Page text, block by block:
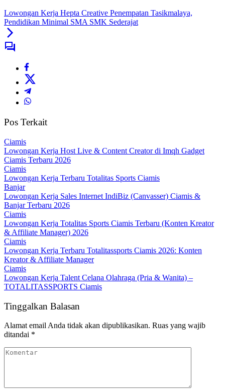
Lowongan Kerja Hepta Creative Penempatan Tasikmalaya,
Pendidikan Minimal SMA SMK Sederajat
Pos Terkait
Ciamis
Lowongan Kerja Host Live & Content Creator di Imqh Gadget
Ciamis Terbaru 2026
Ciamis
Lowongan Kerja Terbaru Totalitas Sports Ciamis
Banjar
Lowongan Kerja Sales Internet IndiBiz (Canvasser) Ciamis &
Banjar Terbaru 2026
Ciamis
Lowongan Kerja Totalitas Sports Ciamis Terbaru (Konten Kreator
& Affiliate Manager) 2026
Ciamis
Lowongan Kerja Terbaru Totalitassports Ciamis 2026: Konten
Kreator & Affiliate Manager
Ciamis
Lowongan Kerja Talent Celana Olahraga (Pria & Wanita) –
TOTALITASSPORTS Ciamis
Tinggalkan Balasan
Alamat email Anda tidak akan dipublikasikan. Ruas yang wajib
ditandai *